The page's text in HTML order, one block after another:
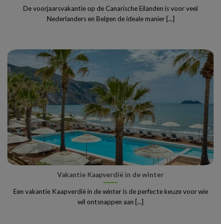
De voorjaarsvakantie op de Canarische Eilanden is voor veel
Nederlanders en Belgen de ideale manier [...]
Vakantie Kaapverdië in de winter
Een vakantie Kaapverdië in de winter is de perfecte keuze voor wie
wil ontsnappen aan [...]